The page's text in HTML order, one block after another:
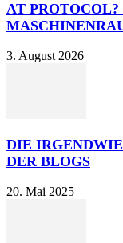
AT
3. August 2026
DIE
DER BLOGS
20. Mai 2025